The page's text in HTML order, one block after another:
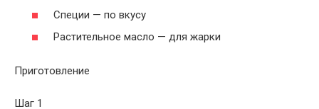
Специи — по вкусу
Растительное масло — для жарки
Приготовление
Шаг 1